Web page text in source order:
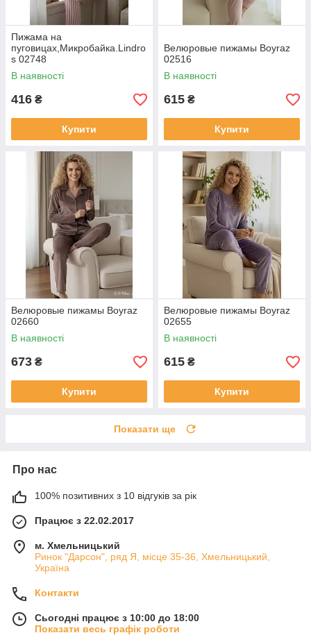
Пижама на
пуговицах,Микробайка.Lindro
s 02748
В наявності
416 ₴
Купити
Велюровые пижамы Boyraz
02516
В наявності
615 ₴
Купити
Велюровые пижамы Boyraz
02660
В наявності
673 ₴
Купити
Велюровые пижамы Boyraz
02655
В наявності
615 ₴
Купити
Показати ще
Про нас
100% позитивних з 10 відгуків за рік
Працює з 22.02.2017
м. Хмельницький
Ринок "Дарсон", ряд Я, місце 35-36, Хмельницький,
Україна
Контакти
Сьогодні працює з 10:00 до 18:00
Показати весь графік роботи